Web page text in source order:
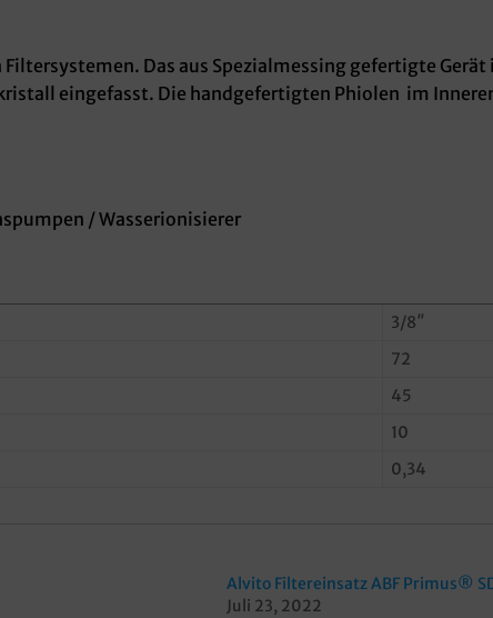
Das aus Spezialmessing gefertigte Gerät
eingefasst. Die handgefertigten Phiolen im
/ Wasserionisierer
3/8″
72
45
10
0,34
Alvito Filtereinsatz ABF Primus®
Juli 23, 2022